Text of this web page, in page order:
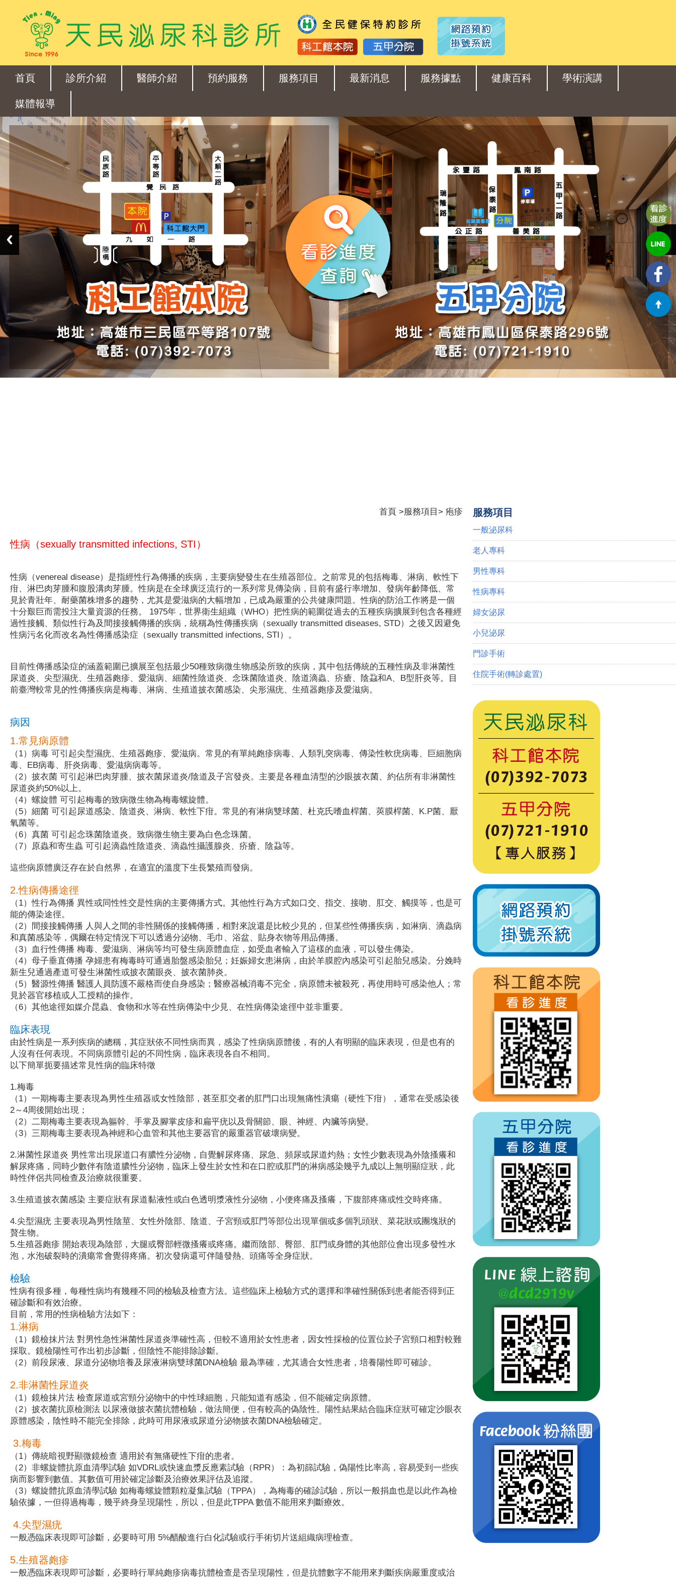
首頁 診所介紹 醫師介紹 預約服務 服務項目 最新消息 服務據點 健康百科 學術演講
媒體報導
首頁>服務項目> 疱疹
性病（sexually transmitted infections, STI）
性病（venereal disease）是指經性行為傳播的疾病，主要病變發生在生殖器部位。之前常見的包括梅毒、淋病、軟性下
疳、淋巴肉芽腫和腹股溝肉芽腫。性病是在全球廣泛流行的一系列常見傳染病，目前有盛行率增加、發病年齡降低、常
見於青壯年、耐藥菌株增多的趨勢，尤其是愛滋病的大幅增加，已成為嚴重的公共健康問題。性病的防治工作將是一個
十分艱巨而需投注大量資源的任務。 1975年，世界衛生組織（WHO）把性病的範圍從過去的五種疾病擴展到包含各種經
過性接觸、類似性行為及間接接觸傳播的疾病，統稱為性傳播疾病（sexually transmitted diseases, STD）之後又因避免
性病污名化而改名為性傳播感染症（sexually transmitted infections, STI）。
目前性傳播感染症的涵蓋範圍已擴展至包括最少50種致病微生物感染所致的疾病，其中包括傳統的五種性病及非淋菌性
尿道炎、尖型濕疣、生殖器皰疹、愛滋病、細菌性陰道炎、念珠菌陰道炎、陰道滴蟲、疥瘡、陰蝨和A、B型肝炎等。目
前臺灣較常見的性傳播疾病是梅毒、淋病、生殖道披衣菌感染、尖形濕疣、生殖器皰疹及愛滋病。
病因
1.常見病原體
（1）病毒 可引起尖型濕疣、生殖器皰疹、愛滋病。常見的有單純皰疹病毒、人類乳突病毒、傳染性軟疣病毒、巨細胞病
毒、EB病毒、肝炎病毒、愛滋病病毒等。
（2）披衣菌 可引起淋巴肉芽腫、披衣菌尿道炎/陰道及子宮發炎。主要是各種血清型的沙眼披衣菌、約佔所有非淋菌性
尿道炎約50%以上。
（4）螺旋體 可引起梅毒的致病微生物為梅毒螺旋體。
（5）細菌 可引起尿道感染、陰道炎、淋病、軟性下疳。常見的有淋病雙球菌、杜克氏嗜血桿菌、莢膜桿菌、K.P菌、厭
氧菌等。
（6）真菌 可引起念珠菌陰道炎。致病微生物主要為白色念珠菌。
（7）原蟲和寄生蟲 可引起滴蟲性陰道炎、滴蟲性攝護腺炎、疥瘡、陰蝨等。
這些病原體廣泛存在於自然界，在適宜的溫度下生長繁殖而發病。
2.性病傳播途徑
（1）性行為傳播 異性或同性性交是性病的主要傳播方式。其他性行為方式如口交、指交、接吻、肛交、觸摸等，也是可
能的傳染途徑。
（2）間接接觸傳播 人與人之間的非性關係的接觸傳播，相對來說還是比較少見的，但某些性傳播疾病，如淋病、滴蟲病
和真菌感染等，偶爾在特定情況下可以透過分泌物、毛巾、浴盆、貼身衣物等用品傳播。
（3）血行性傳播 梅毒、愛滋病、淋病等均可發生病原體血症，如受血者輸入了這樣的血液，可以發生傳染。
（4）母子垂直傳播 孕婦患有梅毒時可通過胎盤感染胎兒；妊娠婦女患淋病，由於羊膜腔內感染可引起胎兒感染。分娩時
新生兒通過產道可發生淋菌性或披衣菌眼炎、披衣菌肺炎。
（5）醫源性傳播 醫護人員防護不嚴格而使自身感染；醫療器械消毒不完全，病原體未被殺死，再使用時可感染他人；常
見於器官移植或人工授精的操作。
（6）其他途徑如媒介昆蟲、食物和水等在性病傳染中少見、在性病傳染途徑中並非重要。
臨床表現
由於性病是一系列疾病的總稱，其症狀依不同性病而異，感染了性病病原體後，有的人有明顯的臨床表現，但是也有的
人沒有任何表現。不同病原體引起的不同性病，臨床表現各自不相同。
以下簡單扼要描述常見性病的臨床特徵
1.梅毒
（1）一期梅毒主要表現為男性生殖器或女性陰部，甚至肛交者的肛門口出現無痛性潰瘍（硬性下疳），通常在受感染後
2～4周後開始出現；
（2）二期梅毒主要表現為軀幹、手掌及腳掌皮疹和扁平疣以及骨關節、眼、神經、內臟等病變。
（3）三期梅毒主要表現為神經和心血管和其他主要器官的嚴重器官破壞病變。
2.淋菌性尿道炎 男性常出現尿道口有膿性分泌物，自覺解尿疼痛、尿急、頻尿或尿道灼熱；女性少數表現為外陰搔癢和
解尿疼痛，同時少數伴有陰道膿性分泌物，臨床上發生於女性和在口腔或肛門的淋病感染幾乎九成以上無明顯症狀，此
時性伴侶共同檢查及治療就很重要。
3.生殖道披衣菌感染 主要症狀有尿道黏液性或白色透明漿液性分泌物，小便疼痛及搔癢，下腹部疼痛或性交時疼痛。
4.尖型濕疣 主要表現為男性陰莖、女性外陰部、陰道、子宮頸或肛門等部位出現單個或多個乳頭狀、菜花狀或團塊狀的
贅生物。
5.生殖器皰疹 開始表現為陰部，大腿或臀部輕微搔癢或疼痛。繼而陰部、臀部、肛門或身體的其他部位會出現多發性水
泡，水泡破裂時的潰瘍常會覺得疼痛。初次發病還可伴隨發熱、頭痛等全身症狀。
檢驗
性病有很多種，每種性病均有幾種不同的檢驗及檢查方法。這些臨床上檢驗方式的選擇和準確性關係到患者能否得到正
確診斷和有效治療。
目前，常用的性病檢驗方法如下：
1.淋病
（1）鏡檢抹片法 對男性急性淋菌性尿道炎準確性高，但較不適用於女性患者，因女性採檢的位置位於子宮頸口相對較難
採取。鏡檢陽性可作出初步診斷，但陰性不能排除診斷。
（2）前段尿液、尿道分泌物培養及尿液淋病雙球菌DNA檢驗 最為準確，尤其適合女性患者，培養陽性即可確診。
2.非淋菌性尿道炎
（1）鏡檢抹片法 檢查尿道或宮頸分泌物中的中性球細胞，只能知道有感染，但不能確定病原體。
（2）披衣菌抗原檢測法 以尿液做披衣菌抗體檢驗，做法簡便，但有較高的偽陰性。陽性結果結合臨床症狀可確定沙眼衣
原體感染，陰性時不能完全排除，此時可用尿液或尿道分泌物披衣菌DNA檢驗確定。
3.梅毒
（1）傳統暗視野顯微鏡檢查 適用於有無痛硬性下疳的患者。
（2）非螺旋體抗原血清學試驗 如VDRL或快速血漿反應素試驗（RPR）：為初篩試驗，偽陽性比率高，容易受到一些疾
病而影響到數值。其數值可用於確定診斷及治療效果評估及追蹤。
（3）螺旋體抗原血清學試驗 如梅毒螺旋體顆粒凝集試驗（TPPA），為梅毒的確診試驗，所以一般捐血也是以此作為檢
驗依據，一但得過梅毒，幾乎終身呈現陽性，所以，但是此TPPA 數值不能用來判斷療效。
4.尖型濕疣
一般憑臨床表現即可診斷，必要時可用 5%醋酸進行白化試驗或行手術切片送組織病理檢查。
5.生殖器皰疹
一般憑臨床表現即可診斷，必要時行單純皰疹病毒抗體檢查是否呈現陽性，但是抗體數字不能用來判斷疾病嚴重度或治
服務項目
一般泌尿科
老人專科
男性專科
性病專科
婦女泌尿
小兒泌尿
門診手術
住院手術(轉診處置)